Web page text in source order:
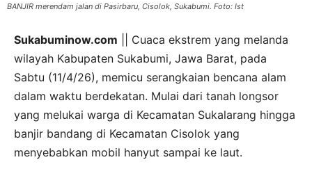
BANJIR merendam jalan di Pasirbaru, Cisolok, Sukabumi. Foto: Ist
Sukabuminow.com || Cuaca ekstrem yang melanda
wilayah Kabupaten Sukabumi, Jawa Barat, pada
Sabtu (11/4/26), memicu serangkaian bencana alam
dalam waktu berdekatan. Mulai dari tanah longsor
yang melukai warga di Kecamatan Sukalarang hingga
banjir bandang di Kecamatan Cisolok yang
menyebabkan mobil hanyut sampai ke laut.